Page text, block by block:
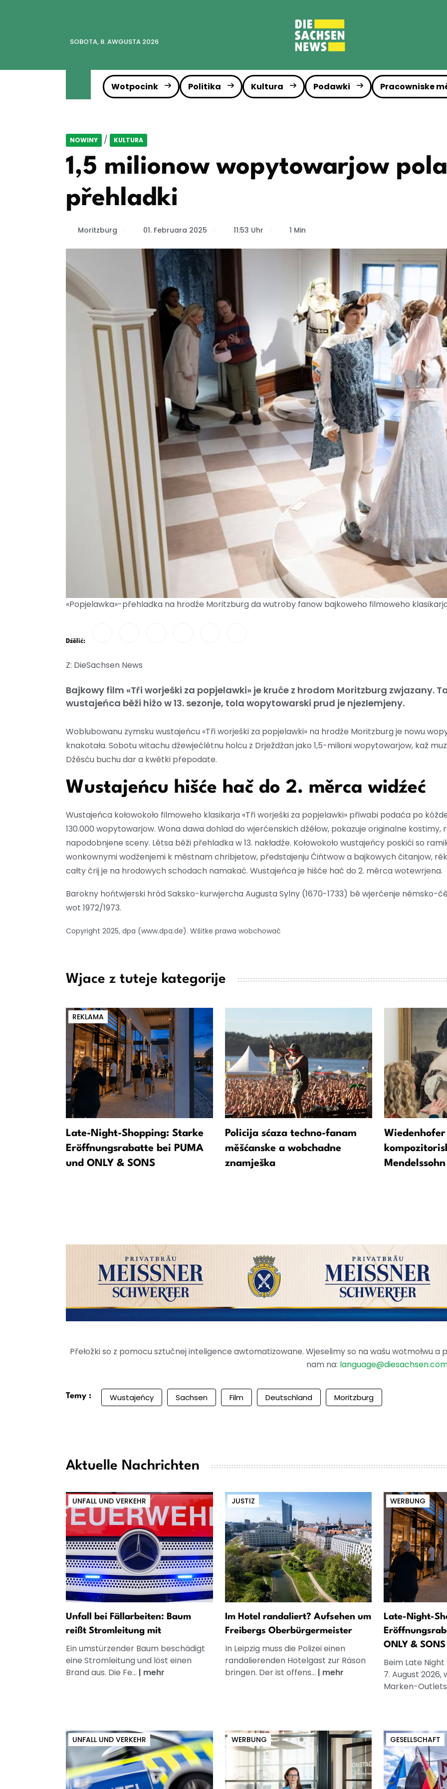
SOBOTA, 8. AWGUSTA 2026
Wotpocink Politika Kultura Podawki Pracowniske
NOWINY / KULTURA
1,5 milionow wopytowarjow
přehladki
Moritzburg 01. Februara 2025 11:53 Uhr 1 Min
«Popjelawka»-přehladka na hrodźe Moritzburg da wutroby fanow bajkoweho filmoweho
Dźělić:
Z: DieSachsen News
Bajkowy film «Tři worješki za popjelawki» je kruće z hrodom Moritzburg zwjazany.
wustajeńca běži hižo w 13. sezonje, tola wopytowarski prud je njezlemjeny.
Woblubowanu zymsku wustajeńcu «Tři worješki za popjelawki» na hrodźe Moritzburg je nowu
knakotała. Sobotu witachu dźewjećlětnu holcu z Drježdźan jako 1,5-milioni wopytowarjow, kaž
Dźěsću buchu dar a kwětki přepodate.
Wustajeńcu hišće hač do 2. měrca widźeć
Wustajeńca kołowokoło filmoweho klasikarja «Tři worješki za popjelawki» přiwabi podaća po
130.000 wopytowarjow. Wona dawa dohlad do wjerćenskich dźěłow, pokazuje originalne kostimy,
napodobnjene sceny. Lětsa běži přehladka w 13. nakładźe. Kołowokoło wustajeńcy poskići so
wonkownymi wodźenjemi k městnam chribjetow, předstajenju Čińtwow a bajkowych čitanjow,
całty črij je na hrodowych schodach namakać. Wustajeńca je hišće hač do 2. měrca wotewrjena.
Barokny hońtwjerski hród Saksko-kurwjercha Augusta Sylny (1670-1733) bě wjerćenje němsko-
wot 1972/1973.
Copyright 2025, dpa (www.dpa.de). Wšitke prawa wobchować
Wjace z tuteje kategorije
REKLAMA
Late-Night-Shopping: Starke
Eröffnungsrabatte bei PUMA
und ONLY & SONS
Policija sćaza techno-fanam
měšćanske a wobchadne
znamješka
Mendelssohn
Přełožki so z pomocu sztučnej inteligence awtomatizowane. Wjeselimy so na wašu wotmołwu a
nam na:
Temy : Wustajeńcy Sachsen Film Deutschland Moritzburg
Aktuelle Nachrichten
UNFALL UND VERKEHR
Unfall bei Fällarbeiten: Baum
reißt Stromleitung mit
Ein umstürzender Baum beschädigt
eine Stromleitung und löst einen
Brand aus. Die Fe... | mehr
JUSTIZ
Im Hotel randaliert? Aufsehen um
Freibergs Oberbürgermeister
In Leipzig muss die Polizei einen
randalierenden Hotelgast zur Räson
bringen. Der ist offens... | mehr
WERBUNG
Late-Night-
ONLY & SONS
Beim Late
7. August 2026,
Marken-
UNFALL UND VERKEHR WERBUNG GESELLSCHAFT